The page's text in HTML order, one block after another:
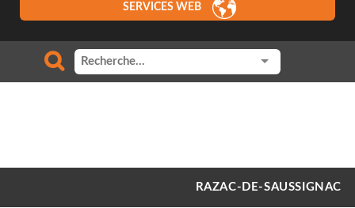
SERVICES WEB
RAZAC-DE-SAUSSIGNAC